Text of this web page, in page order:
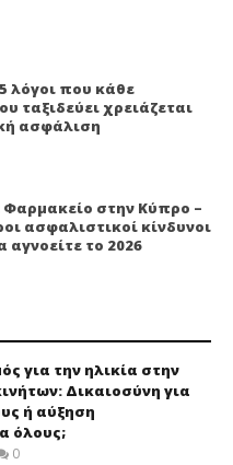
λόγοι που κάθε
ταξιδεύει χρειάζεται
ασφάλιση
στην Κύπρο –
ασφαλιστικοί κίνδυνοι
το 2026
για την ηλικία στην
Δικαιοσύνη για
ή αύξηση
όλους;
0